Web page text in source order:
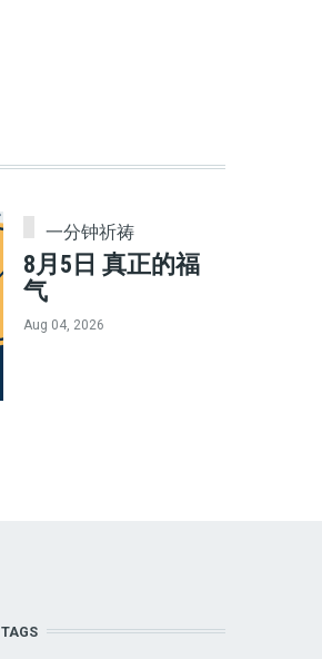
一分钟祈祷
8月5日 真正的福
气
Aug 04, 2026
TAGS